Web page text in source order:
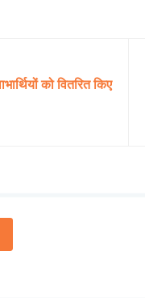
को वितरित किए